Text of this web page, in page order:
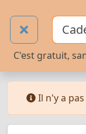
C'est gratuit,
Il n'y a